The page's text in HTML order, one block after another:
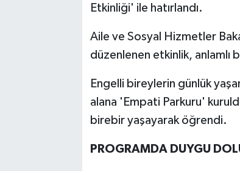
Etkinliği' ile hatırlandı.
Aile ve Sosyal Hizmetler
düzenlenen etkinlik, anlamlı
Engelli bireylerin günlük
alana 'Empati Parkuru'
birebir yaşayarak öğrendi.
PROGRAMDA DUYGU